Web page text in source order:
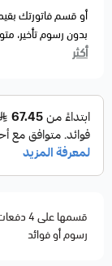
LINCOLN
1999–2002
📝 وصف
دينمو كهرباء
المشكلة من
هذا الدينمو
أو قسم فاتورتك
بدون رسوم تأخير،
أكثر
قسمها على 4 دفعات شهرية بقيمة 172.50
رسوم أو فوائد